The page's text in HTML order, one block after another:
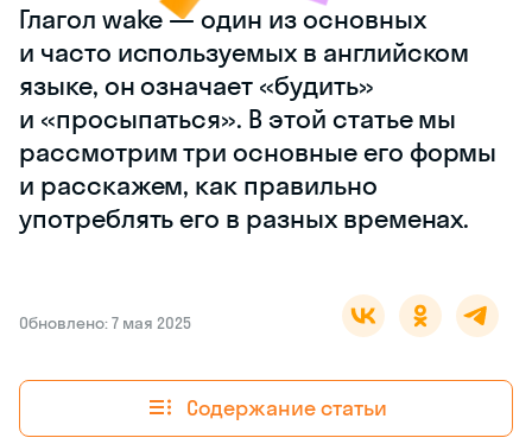
Глагол wake — один из основных
и часто используемых в английском
языке, он означает «будить»
и «просыпаться». В этой статье мы
рассмотрим три основные его формы
и расскажем, как правильно
употреблять его в разных временах.
Обновлено: 7 мая 2025
Содержание статьи